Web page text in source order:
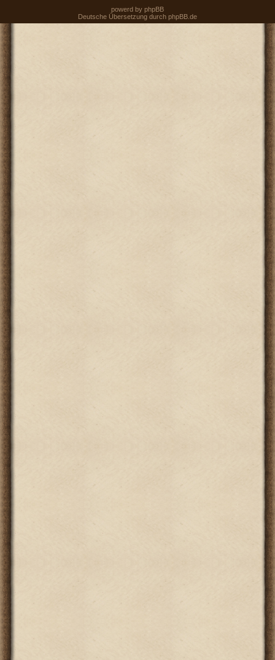
powerd by phpBB
Deutsche Übersetzung durch phpBB.de